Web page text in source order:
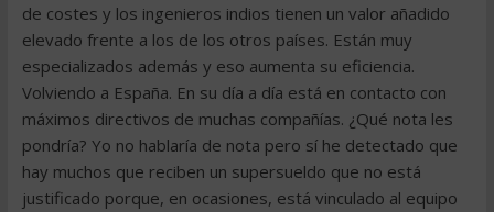
de costes y los ingenieros indios tienen un valor añadido
elevado frente a los de los otros países. Están muy
especializados además y eso aumenta su eficiencia.
Volviendo a España. En su día a día está en contacto con
máximos directivos de muchas compañías. ¿Qué nota les
pondría? Yo no hablaría de nota pero sí he detectado que
hay muchos que reciben un supersueldo que no está
justificado porque, en ocasiones, está vinculado al equipo